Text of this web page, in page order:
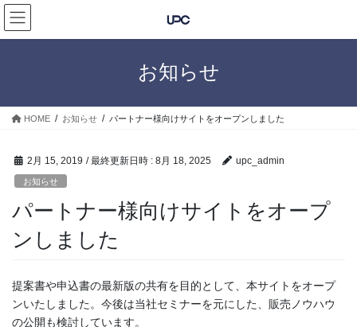
コ
ン
テ
ス
ナ
ビ
ゲ
ン
お知らせ
HOME お知らせ パートナー様向けサイトをオープンしました
2月 15, 2019 / 最終更新日時 : 8月 18, 2025 upc_admin
お知らせ
パートナー様向けサイトをオープ
ンしました
提案書や申込書の最新版の共有を目的として、本サイトをオープ
ンいたしました。今後は当社セミナーを元にした、販売ノウハウ
の公開も検討しています。